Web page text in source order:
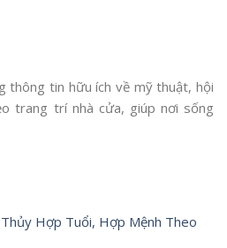
thông tin hữu ích về mỹ thuật, hội
trang trí nhà cửa, giúp nơi sống
Hợp Tuổi, Hợp Mệnh Theo